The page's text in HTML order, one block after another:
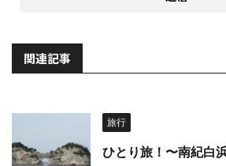
関連記事
旅行
ひとり旅！〜南紀白